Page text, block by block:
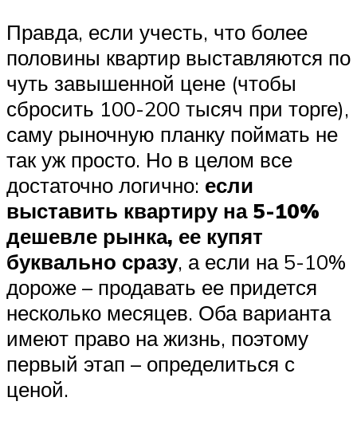
Правда, если учесть, что более
половины квартир выставляются по
чуть завышенной цене (чтобы
сбросить 100-200 тысяч при торге),
саму рыночную планку поймать не
так уж просто. Но в целом все
достаточно логично: если
выставить квартиру на 5-10%
дешевле рынка, ее купят
буквально сразу, а если на 5-10%
дороже – продавать ее придется
несколько месяцев. Оба варианта
имеют право на жизнь, поэтому
первый этап – определиться с
ценой.